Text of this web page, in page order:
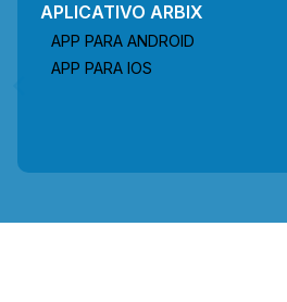
APLICATIVO ARBIX
APP PARA ANDROID
APP PARA IOS